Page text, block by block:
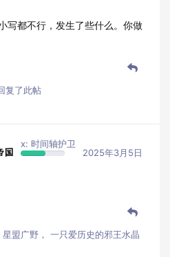
写都不行，发生了些什么。你做
复了此帖
国
x: 时间轴护卫
2025年3月5日
星盟广野 ， 一只爱历史的邪王水晶